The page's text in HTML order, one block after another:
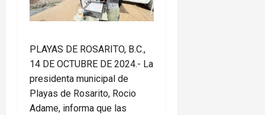
PLAYAS DE ROSARITO, B.C.,
14 DE OCTUBRE DE 2024.- La
presidenta municipal de
Playas de Rosarito, Rocio
Adame, informa que las